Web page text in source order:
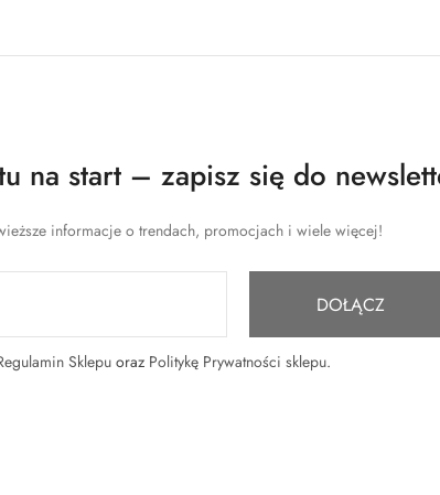
na start – zapisz się do
informacje o trendach, promocjach i wiele więcej!
DOŁĄCZ
Sklepuoraz Politykę Prywatności sklepu.